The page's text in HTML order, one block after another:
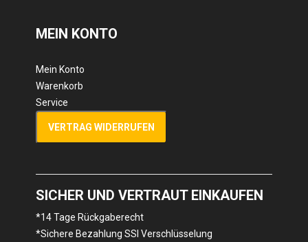
MEIN KONTO
Mein Konto
Warenkorb
Service
VERTRAG WIDERRUFEN
SICHER UND VERTRAUT EINKAUFEN
*14 Tage Rückgaberecht
*Sichere Bezahlung SSl Verschlüsselung